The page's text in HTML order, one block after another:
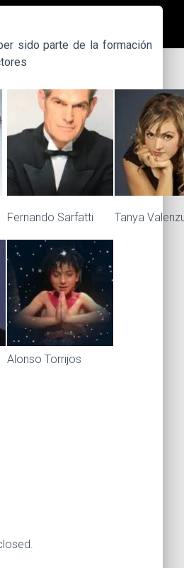
sido parte de la formación
Fernando Sarfatti Tanya
Alonso Torrijos